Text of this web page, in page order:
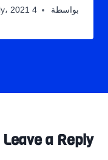
بواسطة 4 July، 2021
Leave a Reply